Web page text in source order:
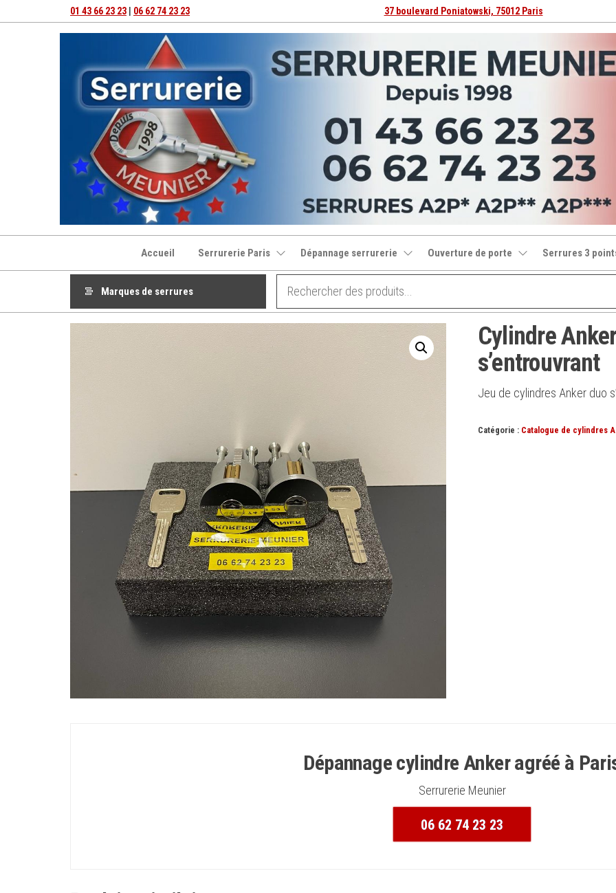
01 43 66 23 23 06 62 74 23 23 37 boulevard Poniatowski, 75012 Paris
Accueil Serrurerie Paris Dépannage serrurerie Ouverture de porte Serrures 3
Marques de serrures
Cylindre
s’entrouvrant
Jeu de cylindres Anker duo
Catégorie : Catalogue de cylindres
Dépannage cylindre Anker agréé à
Serrurerie Meunier
06 62 74 23 23